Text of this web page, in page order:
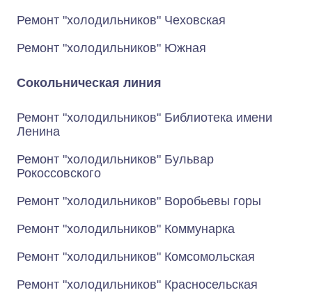
Ремонт "холодильников" Чеховская
Ремонт "холодильников" Южная
Сокольническая линия
Ремонт "холодильников" Библиотека имени
Ленина
Ремонт "холодильников" Бульвар
Рокоссовского
Ремонт "холодильников" Воробьевы горы
Ремонт "холодильников" Коммунарка
Ремонт "холодильников" Комсомольская
Ремонт "холодильников" Красносельская